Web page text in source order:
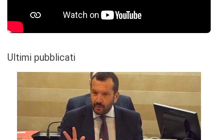
Ultimi pubblicati